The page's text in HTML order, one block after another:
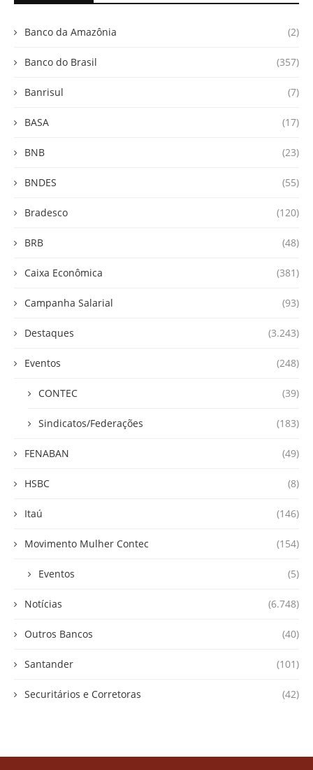
Banco da Amazônia (2)
Banco do Brasil (357)
Banrisul (7)
BASA (17)
BNB (23)
BNDES (55)
Bradesco (120)
BRB (48)
Caixa Econômica (381)
Campanha Salarial (93)
Destaques (3.243)
Eventos (248)
CONTEC (39)
Sindicatos/Federações (183)
FENABAN (49)
HSBC (8)
Itaú (146)
Movimento Mulher Contec (154)
Eventos (5)
Notícias (6.748)
Outros Bancos (40)
Santander (101)
Securitários e Corretoras (42)